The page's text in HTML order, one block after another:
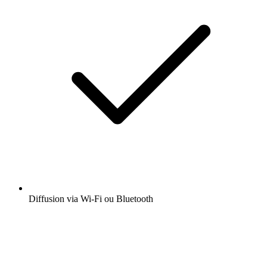
Diffusion via Wi-Fi ou Bluetooth